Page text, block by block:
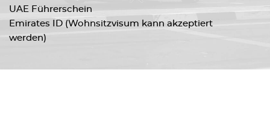
UAE Führerschein
Emirates ID (Wohnsitzvisum kann akzeptiert
werden)